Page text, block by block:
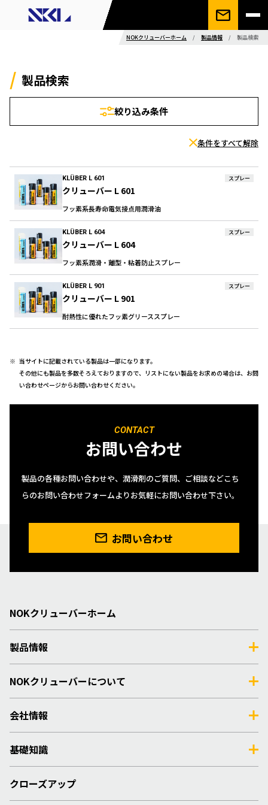
NOKクリューバーホーム / 製品情報 / 製品検索
製品検索
絞り込み条件
条件をすべて解除
KLÜBER L 601 スプレー
クリューバー L 601
フッ素系長寿命電気接点用潤滑油
KLÜBER L 604 スプレー
クリューバー L 604
フッ素系潤滑・離型・粘着防止スプレー
KLÜBER L 901 スプレー
クリューバー L 901
耐熱性に優れたフッ素グリーススプレー
当サイトに記載されている製品は一部になります。
その他にも製品を多数そろえておりますので、リストにない製品をお求めの場合は、お問
い合わせページからお問い合わせください。
CONTACT
お問い合わせ
製品の各種お問い合わせや、潤滑剤のご質問、ご相談などこち
らのお問い合わせフォームよりお気軽にお問い合わせ下さい。
お問い合わせ
NOKクリューバーホーム
製品情報
NOKクリューバーについて
会社情報
基礎知識
クローズアップ